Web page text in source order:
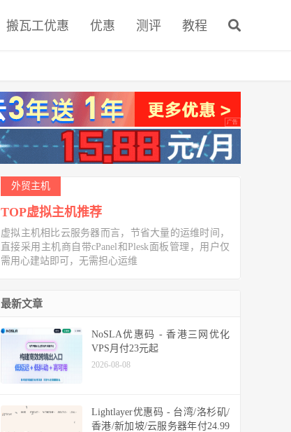
搬瓦工优惠 优惠 测评 教程
外贸主机
TOP虚拟主机推荐
虚拟主机相比云服务器而言，节省大量的运维时间，
直接采用主机商自带cPanel和Plesk面板管理，用户仅
需用心建站即可，无需担心运维
最新文章
NoSLA优惠码 - 香港三网优化
VPS月付23元起
2026-08-08
Lightlayer优惠码 - 台湾/洛杉矶/
香港/新加坡/云服务器年付24.99